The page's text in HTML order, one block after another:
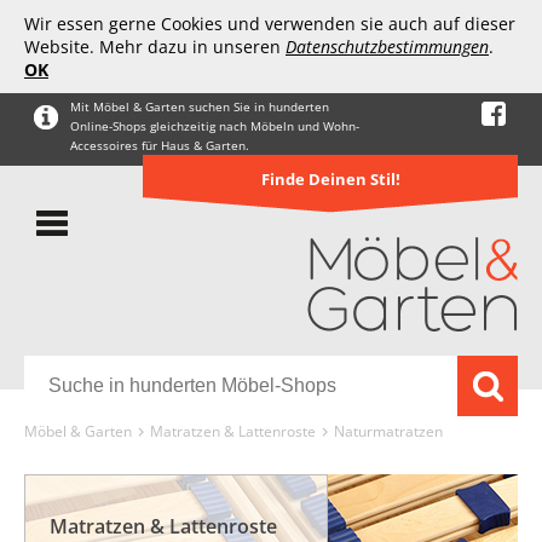
Wir essen gerne Cookies und verwenden sie auch auf dieser
Website. Mehr dazu in unseren Datenschutzbestimmungen.
OK
Mit Möbel & Garten suchen Sie in hunderten
Online-Shops gleichzeitig nach Möbeln und Wohn-
Accessoires für Haus & Garten.
Finde Deinen Stil!
Möbel & Garten Matratzen & Lattenroste Naturmatratzen
Matratzen & Lattenroste